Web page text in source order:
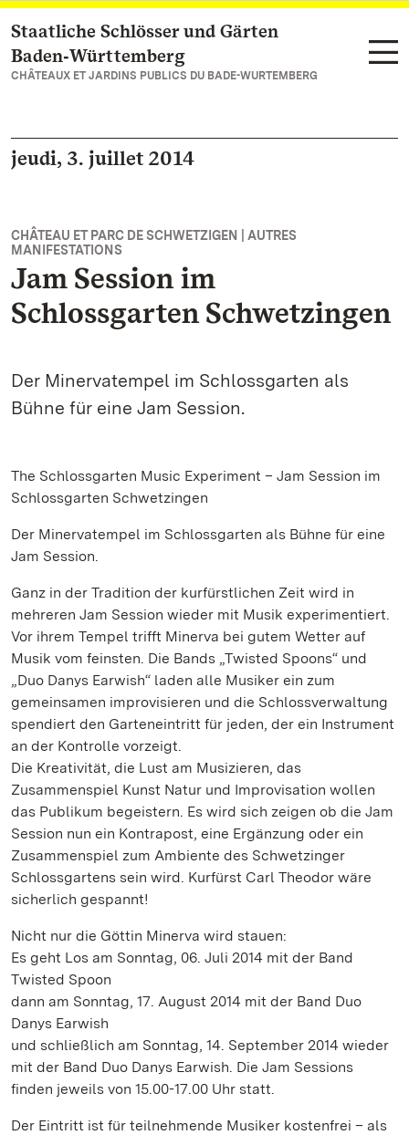
Vers la page d’accueil
Staatliche Schlösser und Gärten
Baden‑Württemberg
CHÂTEAUX ET JARDINS PUBLICS DU BADE-WURTEMBERG
jeudi, 3. juillet 2014
CHÂTEAU ET PARC DE SCHWETZIGEN | AUTRES
MANIFESTATIONS
Jam Session im
Schlossgarten Schwetzingen
Der Minervatempel im Schlossgarten als
Bühne für eine Jam Session.
The Schlossgarten Music Experiment – Jam Session im
Schlossgarten Schwetzingen
Der Minervatempel im Schlossgarten als Bühne für eine
Jam Session.
Ganz in der Tradition der kurfürstlichen Zeit wird in
mehreren Jam Session wieder mit Musik experimentiert.
Vor ihrem Tempel trifft Minerva bei gutem Wetter auf
Musik vom feinsten. Die Bands „Twisted Spoons“ und
„Duo Danys Earwish“ laden alle Musiker ein zum
gemeinsamen improvisieren und die Schlossverwaltung
spendiert den Garteneintritt für jeden, der ein Instrument
an der Kontrolle vorzeigt.
Die Kreativität, die Lust am Musizieren, das
Zusammenspiel Kunst Natur und Improvisation wollen
das Publikum begeistern. Es wird sich zeigen ob die Jam
Session nun ein Kontrapost, eine Ergänzung oder ein
Zusammenspiel zum Ambiente des Schwetzinger
Schlossgartens sein wird. Kurfürst Carl Theodor wäre
sicherlich gespannt!
Nicht nur die Göttin Minerva wird stauen:
Es geht Los am Sonntag, 06. Juli 2014 mit der Band
Twisted Spoon
dann am Sonntag, 17. August 2014 mit der Band Duo
Danys Earwish
und schließlich am Sonntag, 14. September 2014 wieder
mit der Band Duo Danys Earwish. Die Jam Sessions
finden jeweils von 15.00-17.00 Uhr statt.
Der Eintritt ist für teilnehmende Musiker kostenfrei – als